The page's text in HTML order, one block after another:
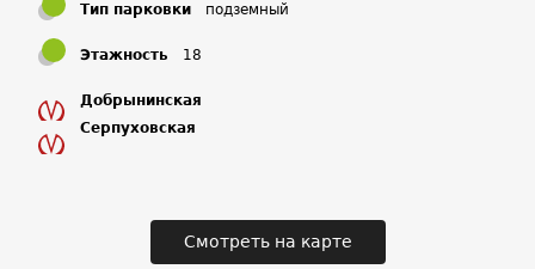
Выводы, аналитика
Для очень обеспеченного уровня населения.
высоким уровнем надежности, комфорта и безопасности.
Тип парковки подземный
Этажность 18
Добрынинская
Серпуховская
Смотреть на карте